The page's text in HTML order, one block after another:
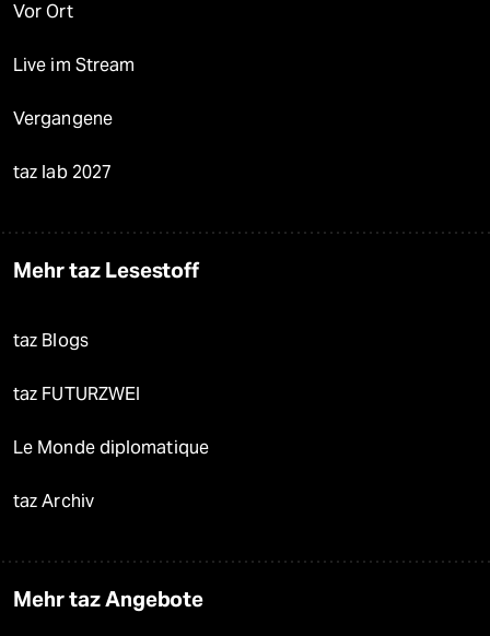
Vor Ort
Live im Stream
Vergangene
taz lab 2027
Mehr taz Lesestoff
taz Blogs
taz FUTURZWEI
Le Monde diplomatique
taz Archiv
Mehr taz Angebote